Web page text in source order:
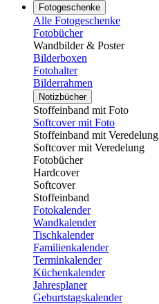
Fotogeschenke
Alle Fotogeschenke
Fotobücher
Wandbilder & Poster
Bilderboxen
Fotohalter
Bilderrahmen
Notizbücher
Stoffeinband mit Foto
Softcover mit Foto
Stoffeinband mit Veredelung
Softcover mit Veredelung
Fotobücher
Hardcover
Softcover
Stoffeinband
Fotokalender
Wandkalender
Tischkalender
Familienkalender
Terminkalender
Küchenkalender
Jahresplaner
Geburtstagskalender